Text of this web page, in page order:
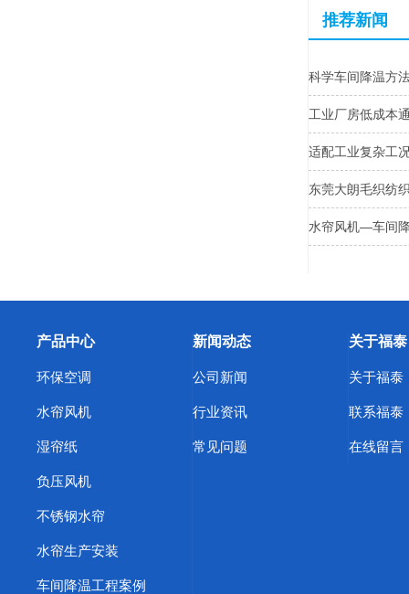
推荐新闻
科学车间降温方
工业厂房低成本
适配工业复杂工
东莞大朗毛织纺
水帘风机—车间
产品中心
环保空调
水帘风机
湿帘纸
负压风机
不锈钢水帘
水帘生产安装
车间降温工程案例
新闻动态
公司新闻
行业资讯
常见问题
关于福泰
关于福泰
联系福泰
在线留言